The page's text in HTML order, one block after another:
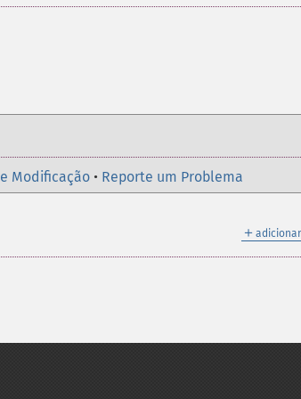
Modificação • Reporte um Problema
＋